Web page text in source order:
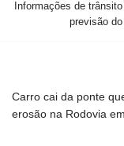
Informações de
previsão
Carro cai da ponte
erosão na Rodovia